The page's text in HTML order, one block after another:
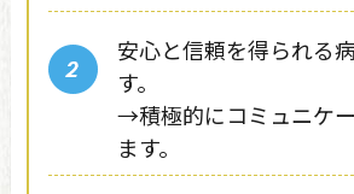
安心と信頼を得られる
す。
→積極的にコミュニケ
ます。